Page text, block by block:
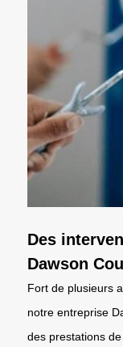
Des
Dawson
Fort de plusieurs
notre entreprise
des prestations